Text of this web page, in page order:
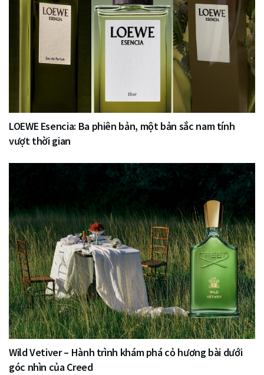
LOEWE Esencia: Ba phiên bản, một bản sắc nam tính
vượt thời gian
Wild Vetiver – Hành trình khám phá cỏ hương bài dưới
góc nhìn của Creed